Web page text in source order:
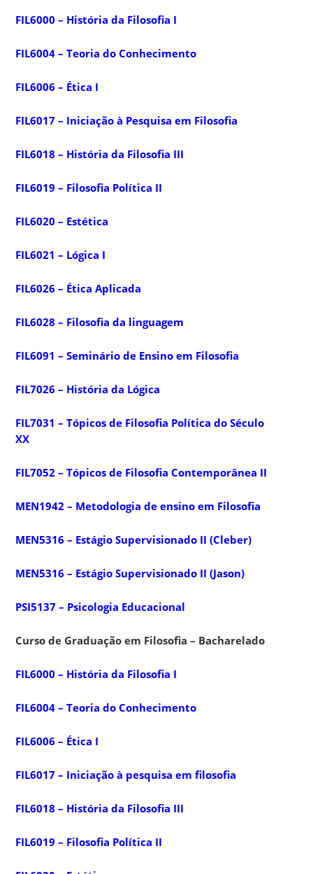
FIL6000 – História da Filosofia I
FIL6004 – Teoria do Conhecimento
FIL6006 – Ética I
FIL6017 – Iniciação à Pesquisa em Filosofia
FIL6018 – História da Filosofia III
FIL6019 – Filosofia Política II
FIL6020 – Estética
FIL6021 – Lógica I
FIL6026 – Ética Aplicada
FIL6028 – Filosofia da linguagem
FIL6091 – Seminário de Ensino em Filosofia
FIL7026 – História da Lógica
FIL7031 – Tópicos de Filosofia Política do Século
XX
FIL7052 – Tópicos de Filosofia Contemporânea II
MEN1942 – Metodologia de ensino em Filosofia
MEN5316 – Estágio Supervisionado II (Cleber)
MEN5316 – Estágio Supervisionado II (Jason)
PSI5137 – Psicologia Educacional
Curso de Graduação em Filosofia – Bacharelado
FIL6000 – História da Filosofia I
FIL6004 – Teoria do Conhecimento
FIL6006 – Ética I
FIL6017 – Iniciação à pesquisa em filosofia
FIL6018 – História da Filosofia III
FIL6019 – Filosofia Política II